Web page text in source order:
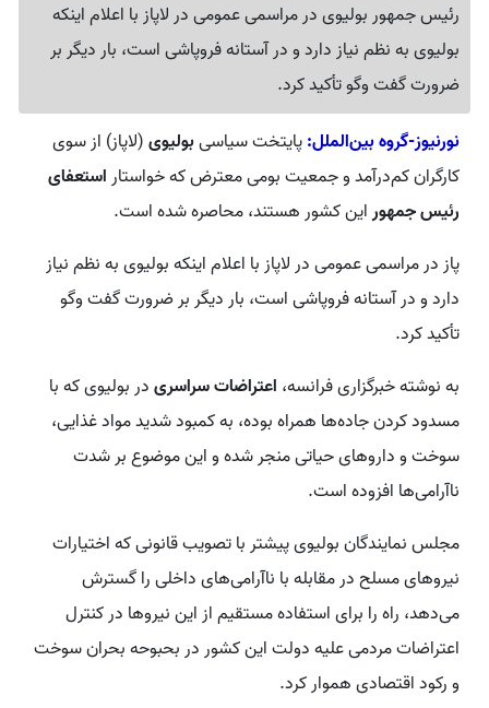
رئیس جمهور بولیوی در مراسمی عمومی در لاپاز با اعلام اینکه
بولیوی به نظم نیاز دارد و در آستانه فروپاشی است، بار دیگر بر
ضرورت گفت وگو تأکید کرد.
نورنیوز-گروه بین‌الملل:پایتخت سیاسیبولیوی(لاپاز) از سوی
کارگران کم‌درآمد و جمعیت بومی معترض که خواستاراستعفای
رئیس جمهوراین کشور هستند، محاصره شده است.
پاز در مراسمی عمومی در لاپاز با اعلام اینکه بولیوی به نظم نیاز
دارد و در آستانه فروپاشی است، بار دیگر بر ضرورت گفت وگو
تأکید کرد.
به نوشته خبرگزاری فرانسه، اعتراضات سراسریدر بولیوی که با
مسدود کردن جاده‌ها همراه بوده، به کمبود شدید مواد غذایی،
سوخت و داروهای حیاتی منجر شده و این موضوع بر شدت
ناآرامی‌ها افزوده است.
مجلس نمایندگان بولیوی پیشتر با تصویب قانونی که اختیارات
نیروهای مسلح در مقابله با ناآرامی‌های داخلی را گسترش
می‌دهد، راه را برای استفاده مستقیم از این نیروها در کنترل
اعتراضات مردمی علیه دولت این کشور در بحبوحه بحران سوخت
و رکود اقتصادی هموار کرد.